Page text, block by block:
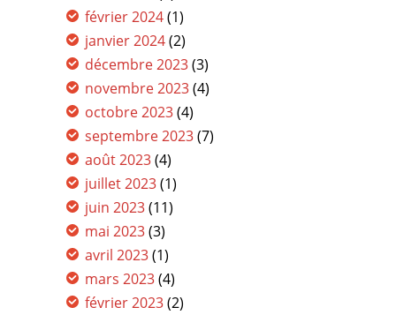
février 2024(1)
janvier 2024(2)
décembre 2023(3)
novembre 2023(4)
octobre 2023(4)
septembre 2023(7)
août 2023(4)
juillet 2023(1)
juin 2023(11)
mai 2023(3)
avril 2023(1)
mars 2023(4)
février 2023(2)